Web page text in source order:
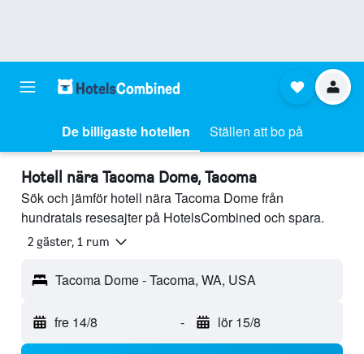
De billigaste hotellen Ställen att bo på
Hotell nära Tacoma Dome, Tacoma
Sök och jämför hotell nära Tacoma Dome från
hundratals resesajter på HotelsCombined och spara.
2 gäster, 1 rum
Tacoma Dome - Tacoma, WA, USA
fre 14/8 - lör 15/8